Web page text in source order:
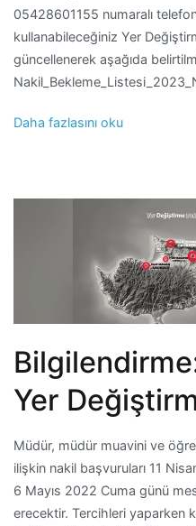
05428601155 numaralı
kullanabileceğiniz Yer
güncellenerek aşağıda
Daha fazlasını oku
Yer
Müdür, müdür muavini ve
ilişkin nakil başvuruları 11
6 Mayıs 2022 Cuma günü
erecektir. Tercihleri yaparken